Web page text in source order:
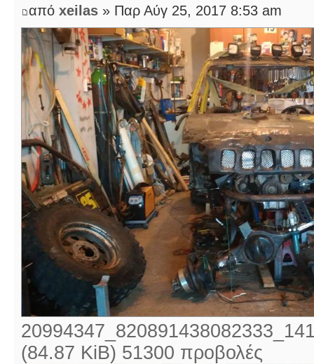
από xeilas » Παρ Αύγ 25, 2017 8:53 am
(84.87 KiB) 51300 προβολές